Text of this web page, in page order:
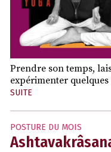
Prendre son temps,
expérimenter
SUITE
POSTURE DU MOIS